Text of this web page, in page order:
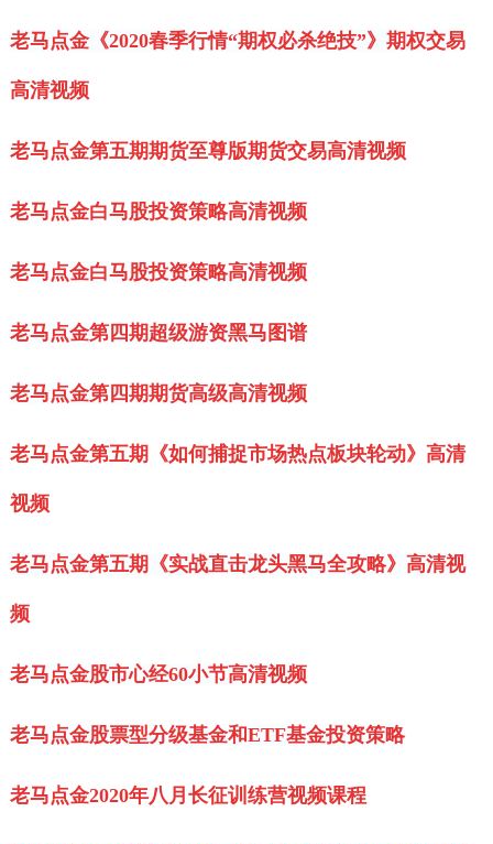
老马点金《2020春季行情“期权必杀绝技”》期权交易
高清视频
老马点金第五期期货至尊版期货交易高清视频
老马点金白马股投资策略高清视频
老马点金白马股投资策略高清视频
老马点金第四期超级游资黑马图谱
老马点金第四期期货高级高清视频
老马点金第五期《如何捕捉市场热点板块轮动》高清
视频
老马点金第五期《实战直击龙头黑马全攻略》高清视
频
老马点金股市心经60小节高清视频
老马点金股票型分级基金和ETF基金投资策略
老马点金2020年八月长征训练营视频课程